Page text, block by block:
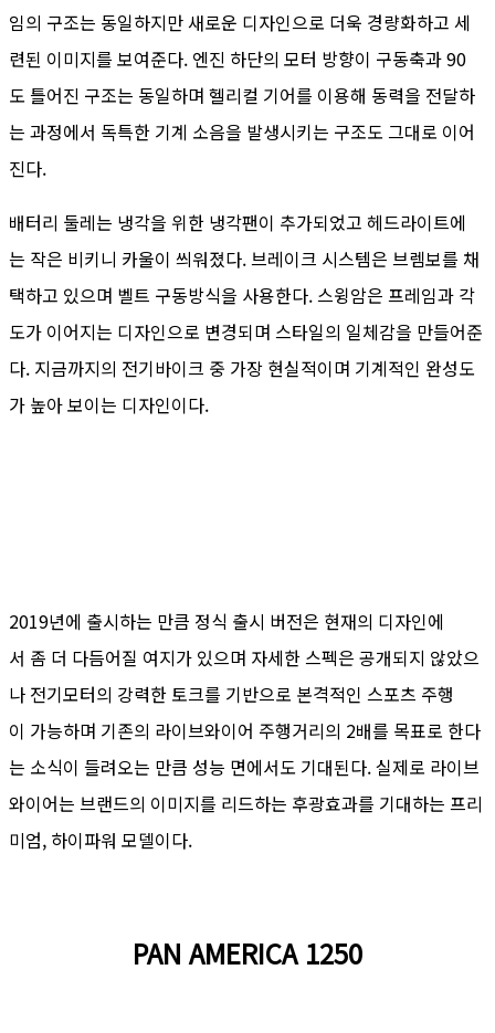
임의 구조는 동일하지만 새로운 디자인으로 더욱 경량화하고 세
련된 이미지를 보여준다. 엔진 하단의 모터 방향이 구동축과 90
도 틀어진 구조는 동일하며 헬리컬 기어를 이용해 동력을 전달하
는 과정에서 독특한 기계 소음을 발생시키는 구조도 그대로 이어
진다.
배터리 둘레는 냉각을 위한 냉각팬이 추가되었고 헤드라이트에
는 작은 비키니 카울이 씌워졌다. 브레이크 시스템은 브렘보를 채
택하고 있으며 벨트 구동방식을 사용한다. 스윙암은 프레임과 각
도가 이어지는 디자인으로 변경되며 스타일의 일체감을 만들어준
다. 지금까지의 전기바이크 중 가장 현실적이며 기계적인 완성도
가 높아 보이는 디자인이다.
2019년에 출시하는 만큼 정식 출시 버전은 현재의 디자인에
서 좀 더 다듬어질 여지가 있으며 자세한 스펙은 공개되지 않았으
나 전기모터의 강력한 토크를 기반으로 본격적인 스포츠 주행
이 가능하며 기존의 라이브와이어 주행거리의 2배를 목표로 한다
는 소식이 들려오는 만큼 성능 면에서도 기대된다. 실제로 라이브
와이어는 브랜드의 이미지를 리드하는 후광효과를 기대하는 프리
미엄, 하이파워 모델이다.
PAN AMERICA 1250